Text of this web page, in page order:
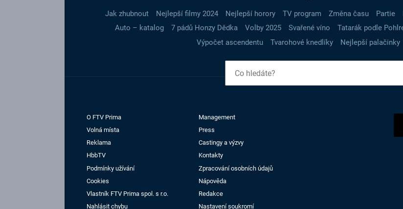
Jak zhubnout Nejlepší filmy 2024 Nejlepší horory TV program Změna času Partie
Auto – katalog
7 pádů Honzy Dědka Volby 2025 Svařené víno Tatarák podle
Výpočet ascendentu
Tvarohové knedlíky Nejlepší palačinky
O FTV Prima
Management
Volná místa
Press
Reklama
Castingy a výzvy
HbbTV
Kontakty
Podmínky užívání
Zpracování osobních údajů
Cookies
Nápověda
Vlastník FTV Prima spol. s r.o.
Redakce
Nahlásit chybu
Nastavení soukromí